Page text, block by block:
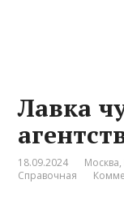
Лавка
18.09.2024 Москва,
Справочная